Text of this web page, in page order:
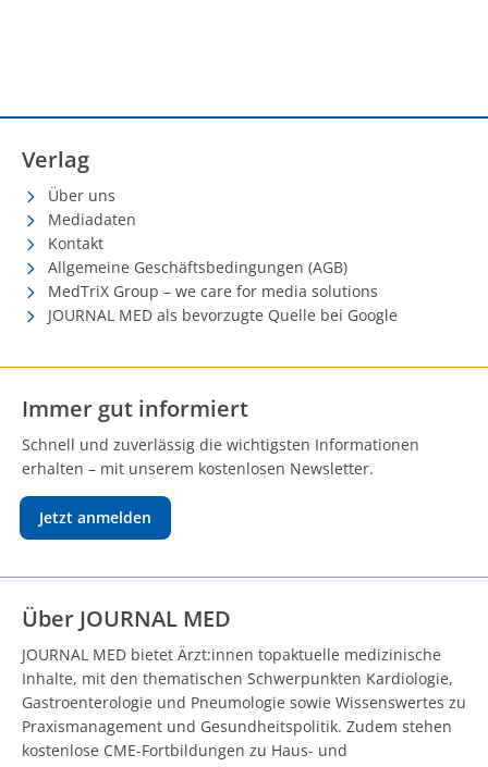
Verlag
Über uns
Mediadaten
Kontakt
Allgemeine Geschäftsbedingungen (AGB)
MedTriX Group – we care for media solutions
JOURNAL MED als bevorzugte Quelle bei Google
Immer gut informiert
Schnell und zuverlässig die wichtigsten Informationen
erhalten – mit unserem kostenlosen Newsletter.
Jetzt anmelden
Über JOURNAL MED
JOURNAL MED bietet Ärzt:innen topaktuelle medizinische
Inhalte, mit den thematischen Schwerpunkten Kardiologie,
Gastroenterologie und Pneumologie sowie Wissenswertes zu
Praxismanagement und Gesundheitspolitik. Zudem stehen
kostenlose CME-Fortbildungen zu Haus- und